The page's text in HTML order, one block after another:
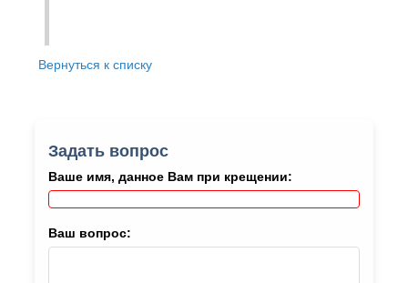
Вернуться к списку
Задать вопрос
Ваше имя, данное Вам при крещении:
Ваш вопрос: